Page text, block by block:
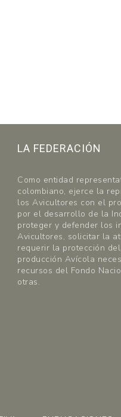
LA FEDERACIÓN
Como entidad
colombiano, ejerce la
los Avicultores con el
por el desarrollo de la
proteger y defender los
Avicultores, solicitar la
requerir la protección
producción Avícola
recursos del Fondo
otras.